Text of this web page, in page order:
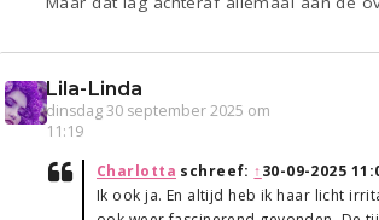
Lila-Linda
dinsdag 30 september 2025 om
11:19
Charlotta schreef: ↑30-09-2025
Ik ook ja. En altijd heb ik haar licht